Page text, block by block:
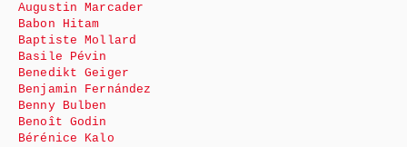
Augustin Marcader
Babon Hitam
Baptiste Mollard
Basile Pévin
Benedikt Geiger
Benjamin Fernández
Benny Bulben
Benoît Godin
Bérénice Kalo